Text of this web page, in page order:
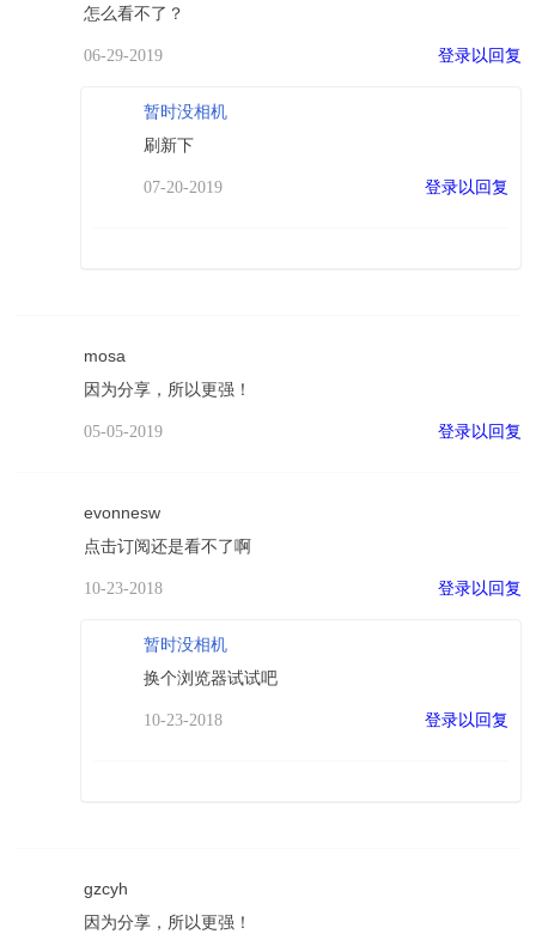
怎么看不了？
06-29-2019 登录以回复
暂时没相机
刷新下
07-20-2019 登录以回复
mosa
因为分享，所以更强！
05-05-2019 登录以回复
evonnesw
点击订阅还是看不了啊
10-23-2018 登录以回复
暂时没相机
换个浏览器试试吧
10-23-2018 登录以回复
gzcyh
因为分享，所以更强！